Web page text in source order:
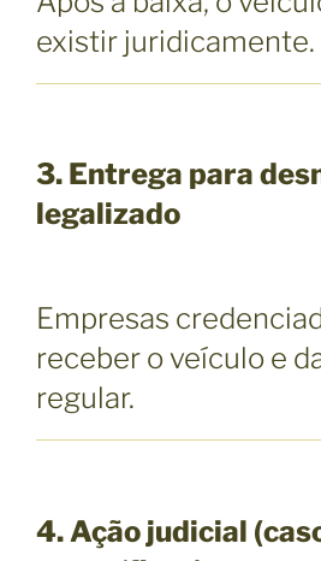
existir juridicamente.
3. Entrega para
legalizado
Empresas
receber o veículo e
regular.
4. Ação judicial